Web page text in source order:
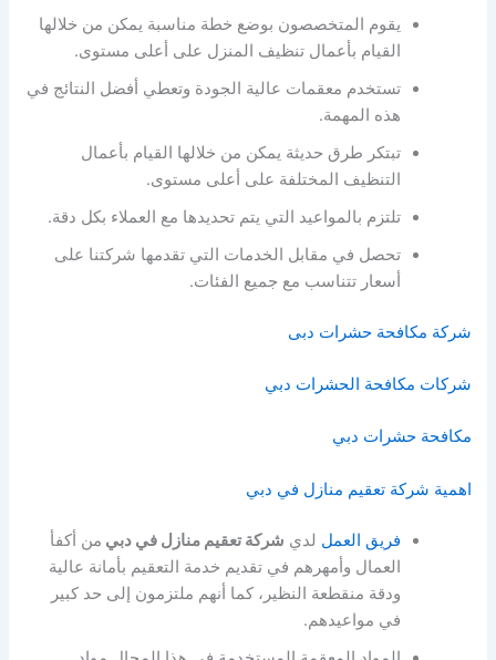
يقوم المتخصصون بوضع خطة مناسبة يمكن من خلالها
القيام بأعمال تنظيف المنزل على أعلى مستوى.
تستخدم معقمات عالية الجودة وتعطي أفضل النتائج في
هذه المهمة.
تبتكر طرق حديثة يمكن من خلالها القيام بأعمال
التنظيف المختلفة على أعلى مستوى.
تلتزم بالمواعيد التي يتم تحديدها مع العملاء بكل دقة.
تحصل في مقابل الخدمات التي تقدمها شركتنا على
أسعار تتناسب مع جميع الفئات.
شركة مكافحة حشرات دبى
شركات مكافحة الحشرات دبي
مكافحة حشرات دبي
اهمية شركة تعقيم منازل في دبي
فريق العمل لدي شركة تعقيم منازل في دبي من أكفأ
العمال وأمهرهم في تقديم خدمة التعقيم بأمانة عالية
ودقة منقطعة النظير، كما أنهم ملتزمون إلى حد كبير
في مواعيدهم.